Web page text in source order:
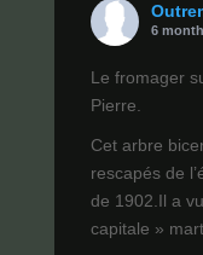
6
Le fromager
Pierre.
Cet arbre
rescapés de
de 1902.Il a
capitale »